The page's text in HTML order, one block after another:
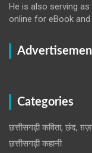
He is also serving
online for eBook
Categories
छत्तीसगढ़ी कविता, छंद,
छत्तीसगढ़ी कहानी